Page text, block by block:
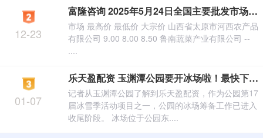
富隆咨询 2025年5月24日全国主要批发市场线椒(皱椒)价格行情
市场 最高价 最低价 大宗价 山西省太原市河西农产品
有限公司 9.00 8.00 8.50 鲁南蔬菜产业有限公司 --
....
12-23
乐天盈配资 玉渊潭公园要开冰场啦！最快下周陆续开放
记者从玉渊潭公园了解到乐天盈配资，作为公园第17
届冰雪季活动项目之一，公园的冰场筹备工作已进入
收尾阶段。 冰场位于公园东....
01-07